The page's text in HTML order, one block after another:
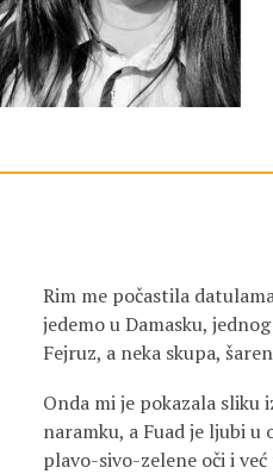
Rim me počastila
jedemo u Damasku,
Fejruz, a neka skupa,
Onda mi je pokazala sliku
naramku, a Fuad je ljubi
plavo-sivo-zelene oči i